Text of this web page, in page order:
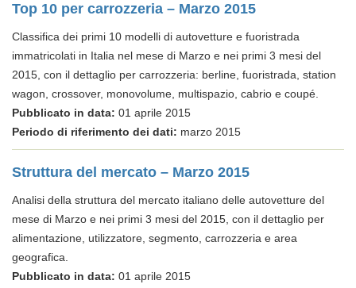
Top 10 per carrozzeria – Marzo 2015
Classifica dei primi 10 modelli di autovetture e fuoristrada
immatricolati in Italia nel mese di Marzo e nei primi 3 mesi del
2015, con il dettaglio per carrozzeria: berline, fuoristrada, station
wagon, crossover, monovolume, multispazio, cabrio e coupé.
Pubblicato in data: 01 aprile 2015
Periodo di riferimento dei dati: marzo 2015
Struttura del mercato – Marzo 2015
Analisi della struttura del mercato italiano delle autovetture del
mese di Marzo e nei primi 3 mesi del 2015, con il dettaglio per
alimentazione, utilizzatore, segmento, carrozzeria e area
geografica.
Pubblicato in data: 01 aprile 2015